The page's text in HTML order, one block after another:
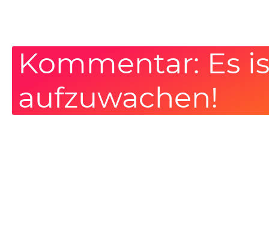
Kommentar: Es
aufzuwachen!